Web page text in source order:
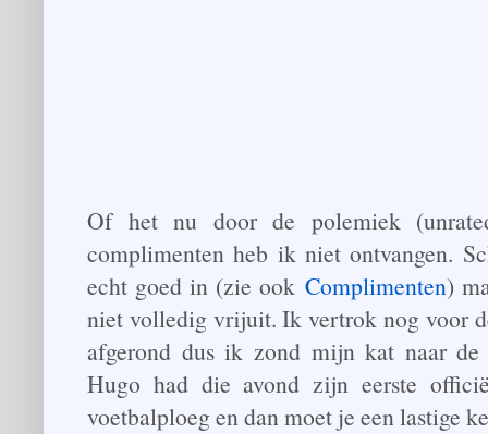
Of het nu door de polemiek
complimenten heb ik niet ontvangen.
echt goed in (zie ook Complimenten)
niet volledig vrijuit. Ik vertrok nog voor
afgerond dus ik zond mijn kat naar
Hugo had die avond zijn eerste
voetbalploeg en dan moet je een lastige